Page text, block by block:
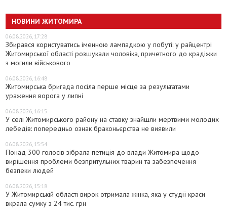
НОВИНИ ЖИТОМИРА
06.08.2026, 17:28
Збирався користуватись іменною лампадкою у побуті: у райцентрі
Житомирської області розшукали чоловіка, причетного до крадіжки
з могили військового
06.08.2026, 16:48
Житомирська бригада посіла перше місце за результатами
ураження ворога у липні
06.08.2026, 16:15
У селі Житомирського району на ставку знайшли мертвими молодих
лебедів: попередньо ознак браконьєрства не виявили
06.08.2026, 15:54
Понад 300 голосів зібрала петиція до влади Житомира щодо
вирішення проблеми безпритульних тварин та забезпечення
безпеки людей
06.08.2026, 15:18
У Житомирській області вирок отримала жінка, яка у студії краси
вкрала сумку з 24 тис. грн